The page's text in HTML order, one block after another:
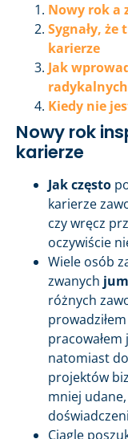
Nowy rok a
Sygnały,
karierze
Jak
Kiedy nie
Nowy rok
karierze
Jak często
karierze
czy wręcz
oczywiście
Wiele osób
zwanych
różnych
natomiast
projektów
mniej udane,
Ciągle